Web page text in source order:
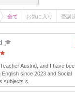
全て お気に入り 受講
Austrid, and I have
English since 2023 and Social
subjects s...